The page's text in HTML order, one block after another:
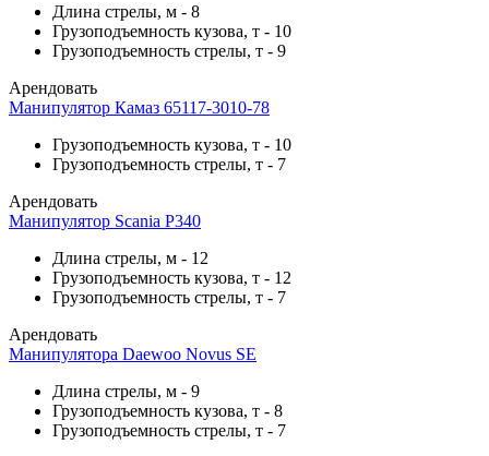
Длина стрелы, м - 8
Грузоподъемность кузова, т - 10
Грузоподъемность стрелы, т - 9
Арендовать
Манипулятор Камаз 65117-3010-78
Грузоподъемность кузова, т - 10
Грузоподъемность стрелы, т - 7
Арендовать
Манипулятор Scania P340
Длина стрелы, м - 12
Грузоподъемность кузова, т - 12
Грузоподъемность стрелы, т - 7
Арендовать
Манипулятора Daewoo Novus SE
Длина стрелы, м - 9
Грузоподъемность кузова, т - 8
Грузоподъемность стрелы, т - 7